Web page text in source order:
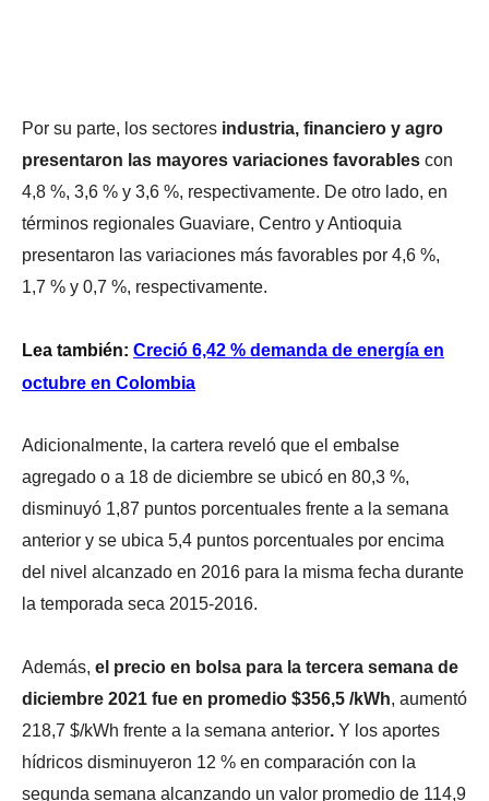
Por su parte, los sectores industria, financiero y agro
presentaron las mayores variaciones favorables con
4,8 %, 3,6 % y 3,6 %, respectivamente. De otro lado, en
términos regionales Guaviare, Centro y Antioquia
presentaron las variaciones más favorables por 4,6 %,
1,7 % y 0,7 %, respectivamente.
Lea también: Creció 6,42 % demanda de energía en
octubre en Colombia
Adicionalmente, la cartera reveló que el embalse
agregado o a 18 de diciembre se ubicó en 80,3 %,
disminuyó 1,87 puntos porcentuales frente a la semana
anterior y se ubica 5,4 puntos porcentuales por encima
del nivel alcanzado en 2016 para la misma fecha durante
la temporada seca 2015-2016.
Además, el precio en bolsa para la tercera semana de
diciembre 2021 fue en promedio $356,5 /kWh, aumentó
218,7 $/kWh frente a la semana anterior. Y los aportes
hídricos disminuyeron 12 % en comparación con la
segunda semana alcanzando un valor promedio de 114,9